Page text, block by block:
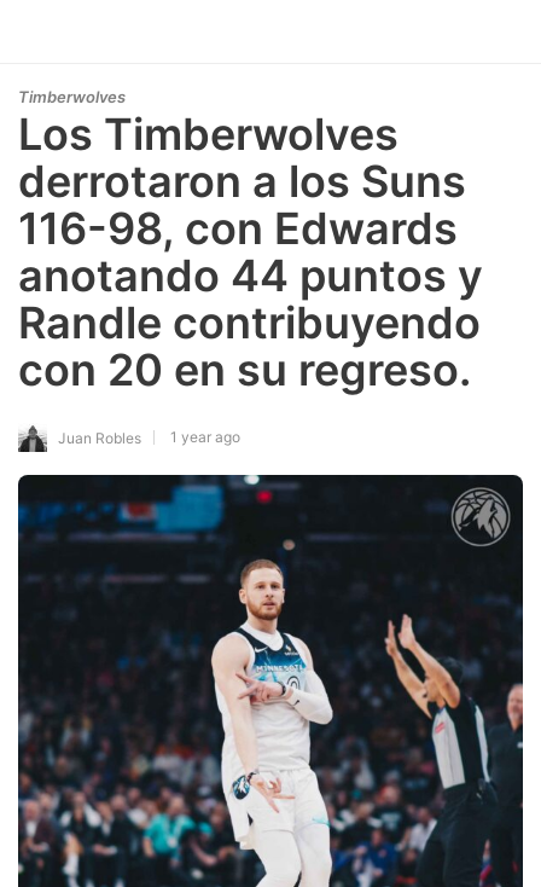
Timberwolves
Los Timberwolves
derrotaron a los Suns
116-98, con Edwards
anotando 44 puntos y
Randle contribuyendo
con 20 en su regreso.
Juan Robles 1 year ago